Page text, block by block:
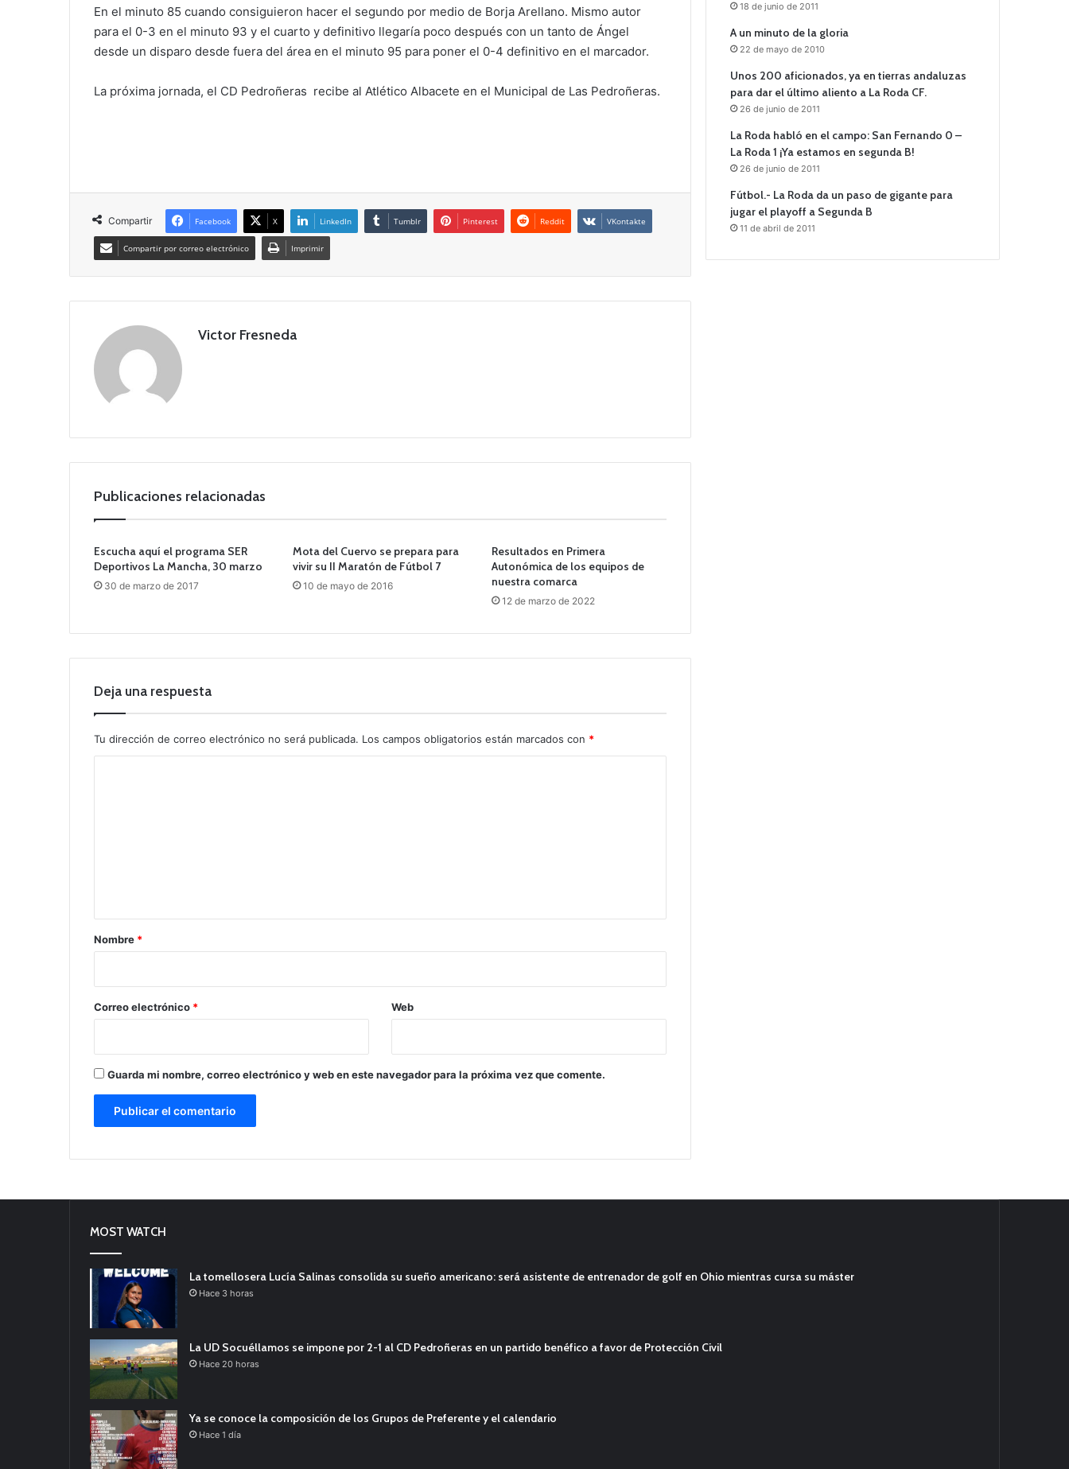
En el minuto 85 cuando consiguieron hacer el segundo por medio de Borja Arellano. Mismo autor
para el 0-3 en el minuto 93 y el cuarto y definitivo llegaría poco después con un tanto de Ángel
desde un disparo desde fuera del área en el minuto 95 para poner el 0-4 definitivo en el marcador.
La próxima jornada, el CD Pedroñeras recibe al Atlético Albacete en el Municipal de Las Pedroñeras.
Compartir Facebook X LinkedIn Tumblr Pinterest Reddit VKontakte
Compartir por correo electrónico Imprimir
Victor Fresneda
Publicaciones relacionadas
Escucha aquí el programa SER
Deportivos La Mancha, 30 marzo
30 de marzo de 2017
Mota del Cuervo se prepara para
vivir su II Maratón de Fútbol 7
10 de mayo de 2016
Resultados en Primera
Autonómica de los equipos de
nuestra comarca
12 de marzo de 2022
Deja una respuesta
Tu dirección de correo electrónico no será publicada. Los campos obligatorios están marcados con *
r
*
Nombre *
Correo electrónico * Web
Guarda mi nombre, correo electrónico y web en este navegador para la próxima vez que comente.
18 de junio de 2011
A un minuto de la gloria
22 de mayo de 2010
Unos 200 aficionados, ya en tierras andaluzas
para dar el último aliento a La Roda CF.
26 de junio de 2011
La Roda habló en el campo: San Fernando 0 –
La Roda 1 ¡Ya estamos en segunda B!
26 de junio de 2011
Fútbol.- La Roda da un paso de gigante para
jugar el playoff a Segunda B
11 de abril de 2011
MOST WATCH
La tomellosera Lucía Salinas consolida su sueño americano: será asistente de entrenador de golf en Ohio mientras cursa su máster
Hace 3 horas
La UD Socuéllamos se impone por 2-1 al CD Pedroñeras en un partido benéfico a favor de Protección Civil
Hace 20 horas
Ya se conoce la composición de los Grupos de Preferente y el calendario
Hace 1 día